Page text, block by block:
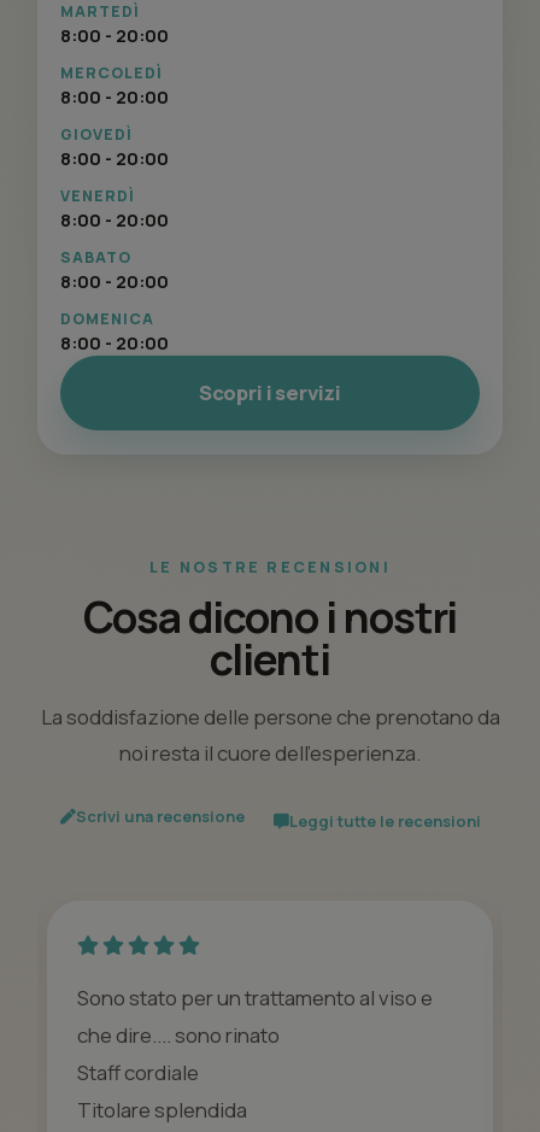
MARTEDÌ
8:00 - 20:00
MERCOLEDÌ
8:00 - 20:00
GIOVEDÌ
8:00 - 20:00
VENERDÌ
8:00 - 20:00
SABATO
8:00 - 20:00
DOMENICA
8:00 - 20:00
Scopri i servizi
LE NOSTRE RECENSIONI
Cosa dicono i nostri
clienti
La soddisfazione delle persone che prenotano da
noi resta il cuore dell’esperienza.
Scrivi una recensione Leggi tutte le recensioni
Sono stato per un trattamento al viso e
che dire.... sono rinato
Staff cordiale
Titolare splendida